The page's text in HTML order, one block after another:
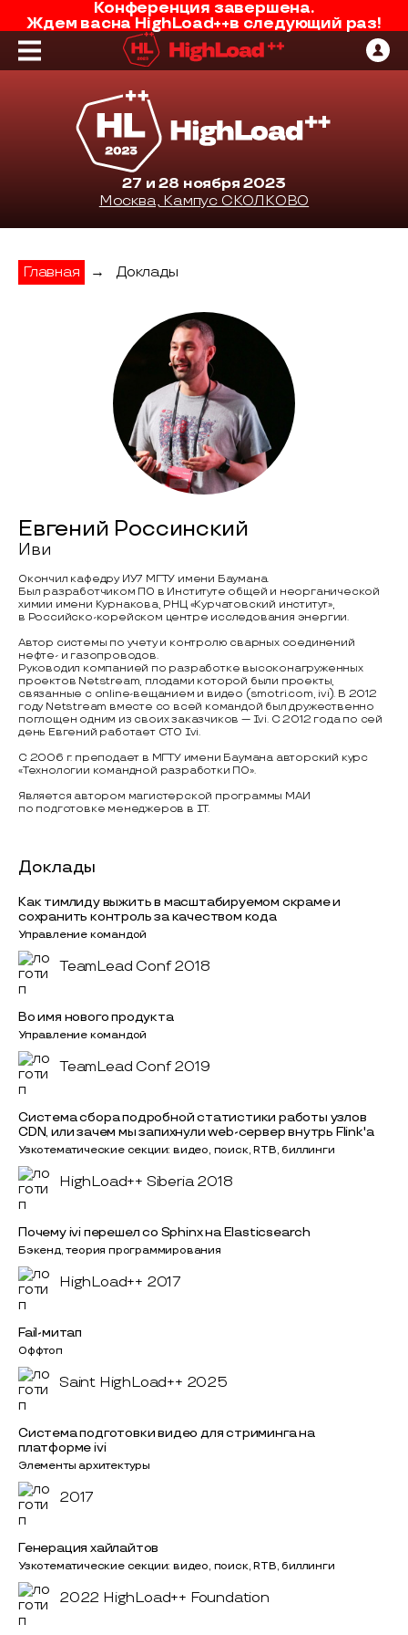
Конференция завершена.
Ждем васна HighLoad++в следующий раз!
27 и 28 ноября 2023
Москва, Кампус СКОЛКОВО
Главная → Доклады
Евгений Россинский
Иви
Окончил кафедру ИУ7 МГТУ имени Баумана.
Был разработчиком ПО в Институте общей и неорганической
химии имени Курнакова, РНЦ «Курчатовский институт»,
в Российско-корейском центре исследования энергии.
Автор системы по учету и контролю сварных соединений
нефте- и газопроводов.
Руководил компанией по разработке высоконагруженных
проектов Netstream, плодами которой были проекты,
связанные с online-вещанием и видео (smotri.com, ivi). В 2012
году Netstream вместе со всей командой был дружественно
поглощен одним из своих заказчиков — Ivi. C 2012 года по сей
день Евгений работает CTO Ivi.
С 2006 г. преподает в МГТУ имени Баумана авторский курс
«Технологии командной разработки ПО».
Является автором магистерской программы МАИ
по подготовке менеджеров в IT.
Доклады
Как тимлиду выжить в масштабируемом скраме и
сохранить контроль за качеством кода
Управление командой
TeamLead Conf 2018
Во имя нового продукта
Управление командой
TeamLead Conf 2019
Система сбора подробной статистики работы узлов
CDN, или зачем мы запихнули web-сервер внутрь Flink'a
Узкотематические секции: видео, поиск, RTB, биллинги
HighLoad++ Siberia 2018
Почему ivi перешел со Sphinx на Elasticsearch
Бэкенд, теория программирования
HighLoad++ 2017
Fail-митап
Оффтоп
Saint HighLoad++ 2025
Система подготовки видео для стриминга на
платформе ivi
Элементы архитектуры
2017
Генерация хайлайтов
Узкотематические секции: видео, поиск, RTB, биллинги
2022 HighLoad++ Foundation